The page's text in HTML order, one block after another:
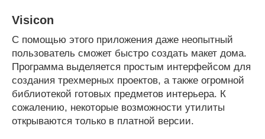
Visicon
С помощью этого приложения даже неопытный
пользователь сможет быстро создать макет дома.
Программа выделяется простым интерфейсом для
создания трехмерных проектов, а также огромной
библиотекой готовых предметов интерьера. К
сожалению, некоторые возможности утилиты
открываются только в платной версии.